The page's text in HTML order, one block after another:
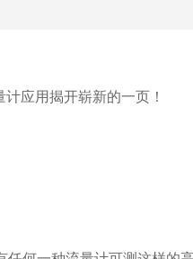
应用揭开崭新的一页！